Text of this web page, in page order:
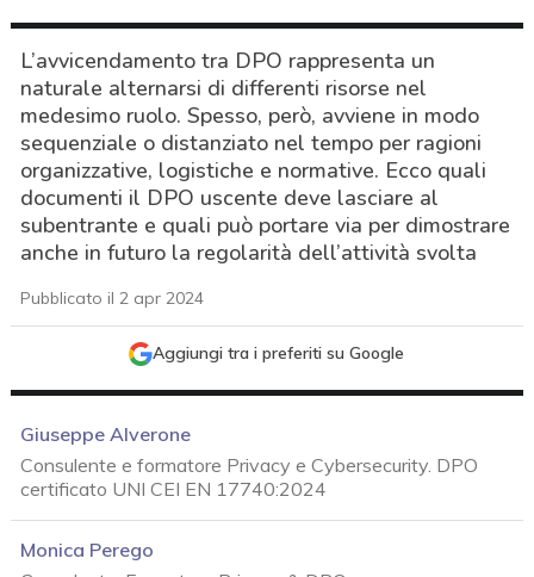
L’avvicendamento tra DPO rappresenta un
naturale alternarsi di differenti risorse nel
medesimo ruolo. Spesso, però, avviene in modo
sequenziale o distanziato nel tempo per ragioni
organizzative, logistiche e normative. Ecco quali
documenti il DPO uscente deve lasciare al
subentrante e quali può portare via per dimostrare
anche in futuro la regolarità dell’attività svolta
Pubblicato il 2 apr 2024
Aggiungi tra i preferiti su Google
Giuseppe Alverone
Consulente e formatore Privacy e Cybersecurity. DPO
certificato UNI CEI EN 17740:2024
Monica Perego